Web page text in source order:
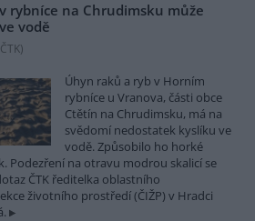
rybníce na Chrudimsku může
vodě
ČTK)
Úhyn raků a ryb v Horním
rybníce u Vranova, části obce
Ctětín na Chrudimsku, má na
svědomí nedostatek kyslíku ve
vodě. Způsobilo ho horké
Podezření na otravu modrou skalicí se
ČTK ředitelka oblastního
životního prostředí (ČIŽP) v Hradci